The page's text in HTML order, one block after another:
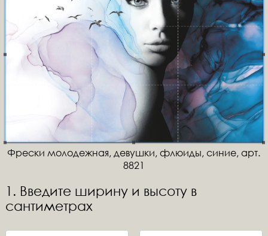
Фрески молодежная, девушки, флюиды, синие, арт.
8821
1. Введите ширину и высоту в
сантиметрах